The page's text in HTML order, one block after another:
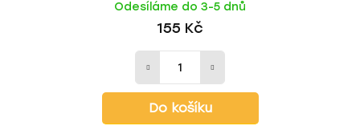
Odesíláme do 3-5 dnů
155 Kč
Do košíku